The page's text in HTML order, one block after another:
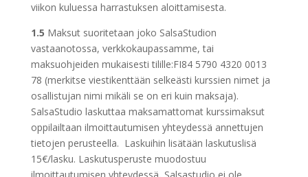
viikon kuluessa harrastuksen aloittamisesta.
1.5 Maksut suoritetaan joko SalsaStudion
vastaanotossa, verkkokaupassamme, tai
maksuohjeiden mukaisesti tilille:FI84 5790 4320 0013
78 (merkitse viestikenttään selkeästi kurssien nimet ja
osallistujan nimi mikäli se on eri kuin maksaja).
SalsaStudio laskuttaa maksamattomat kurssimaksut
oppilailtaan ilmoittautumisen yhteydessä annettujen
tietojen perusteella. Laskuihin lisätään laskutuslisä
15€/lasku. Laskutusperuste muodostuu